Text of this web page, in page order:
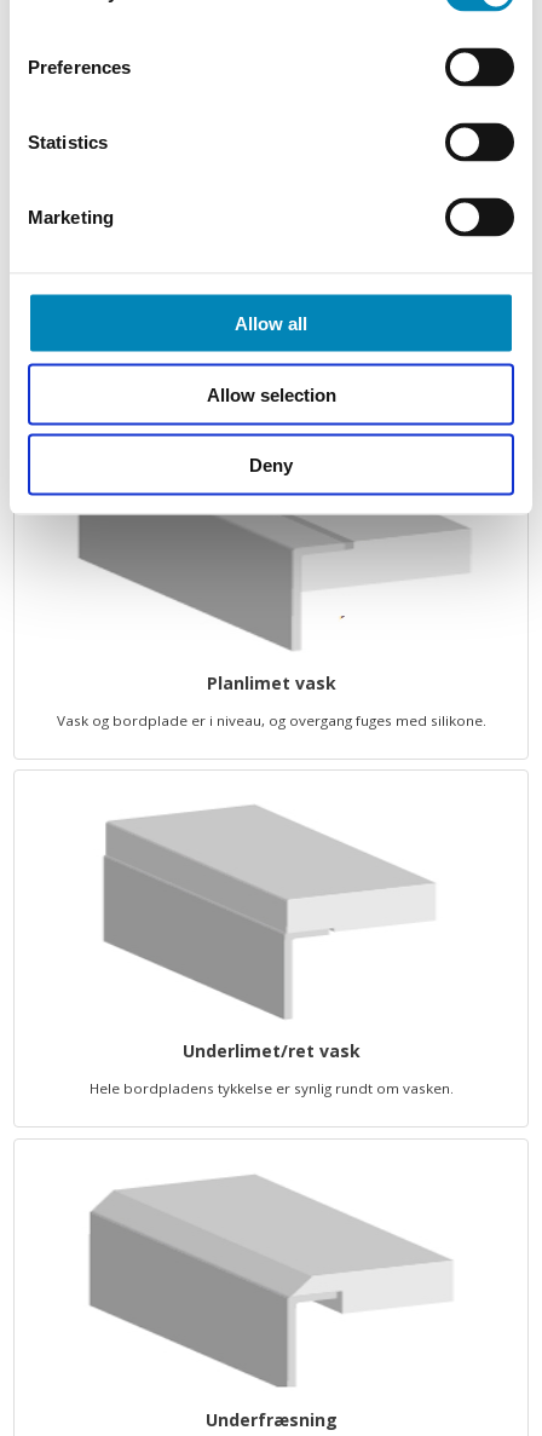
Preferences
Statistics
Marketing
Allow all
Allow selection
Deny
Vasken kan underlimes - dette vil sige, hele bordpladens
Bemærk: Vaskens flange og evt. bakke optager plads under
bordpladen.
Bemærk: Pga. tolerancer på porcelæn vil overhæng ikke
Vaskemontering
kompositstenbordplade. Vælger du en plade fra Silestone®, kan
du i nogle af de mest populære farver få en helstøbt og poleret
køkkenvask i samme materiale som pladen og med skjult
overgang mellem plade og vask.
Planlimet vask
Vask og bordplade er i niveau, og overgang fuges med silikone.
Underlimet/ret vask
Hele bordpladens tykkelse er synlig rundt om vasken.
Underfræsning